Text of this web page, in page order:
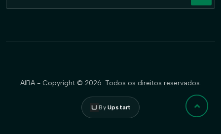
AIBA - Copyright © 2026. Todos os direitos reservados.
ByUpstart